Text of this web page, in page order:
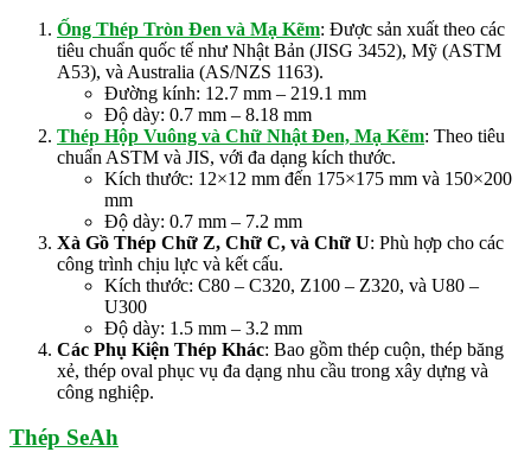
Ống Thép Tròn Đen và Mạ Kẽm: Được sản xuất theo các
tiêu chuẩn quốc tế như Nhật Bản (JISG 3452), Mỹ (ASTM
A53), và Australia (AS/NZS 1163).
Đường kính: 12.7 mm – 219.1 mm
Độ dày: 0.7 mm – 8.18 mm
Thép Hộp Vuông và Chữ Nhật Đen, Mạ Kẽm: Theo tiêu
chuẩn ASTM và JIS, với đa dạng kích thước.
Kích thước: 12×12 mm đến 175×175 mm và 150×200
mm
Độ dày: 0.7 mm – 7.2 mm
Xà Gồ Thép Chữ Z, Chữ C, và Chữ U: Phù hợp cho các
công trình chịu lực và kết cấu.
Kích thước: C80 – C320, Z100 – Z320, và U80 –
U300
Độ dày: 1.5 mm – 3.2 mm
Các Phụ Kiện Thép Khác: Bao gồm thép cuộn, thép băng
xẻ, thép oval phục vụ đa dạng nhu cầu trong xây dựng và
công nghiệp.
Thép SeAh